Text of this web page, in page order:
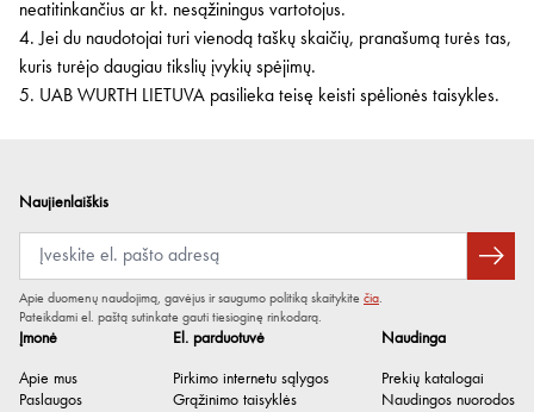
neatitinkančius ar kt. nesąžiningus vartotojus.
4. Jei du naudotojai turi vienodą taškų skaičių, pranašumą turės tas,
kuris turėjo daugiau tikslių įvykių spėjimų.
5. UAB WURTH LIETUVA pasilieka teisę keisti spėlionės taisykles.
Įmonė
Apie mus
Paslaugos
El. parduotuvė
Pirkimo internetu sąlygos
Grąžinimo taisyklės
Naudinga
Prekių katalogai
Naudingos nuorodos
Naujienlaiškis
Apie duomenų naudojimą, gavėjus ir saugumo politiką skaitykite čia.
Pateikdami el. paštą sutinkate gauti tiesioginę rinkodarą.